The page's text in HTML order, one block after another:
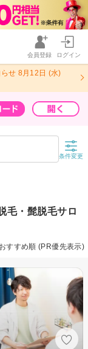
会員登録 ログイン
せ 8月12日 (水)
条件変更
毛・髭脱毛サロ
おすすめ順 (PR優先表示)